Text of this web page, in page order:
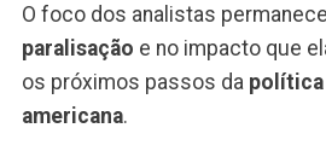
O foco dos analistas
paralisação e no impacto que
os próximos passos da
americana.